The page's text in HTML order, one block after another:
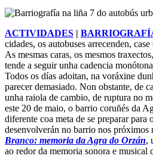
ACTIVIDADES |
cidades, os autobuses arrecenden,
As mesmas caras, os mesmos
tende a seguir unha cadencia
Todos os días adoitan, na voráxine
parecer demasiado. Non obstante, de
unha raiola de cambio, de ruptura no
este 20 de maio, o barrio coruñés da
diferente coa meta de se preparar para
desenvolverán no barrio nos próximos
Branco: memoria da Agra do Orzán,
ao redor da memoria sonora e musical